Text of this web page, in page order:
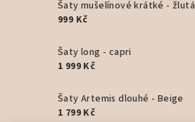
Šaty mušelínové krátké - žlutá
999 Kč
Šaty long - capri
1 999 Kč
Šaty Artemis dlouhé - Beige
1 799 Kč